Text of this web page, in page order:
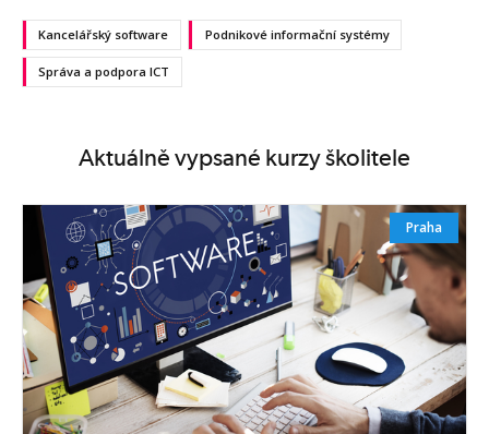
Kancelářský software Podnikové informační systémy
Správa a podpora ICT
Aktuálně vypsané kurzy školitele
Praha